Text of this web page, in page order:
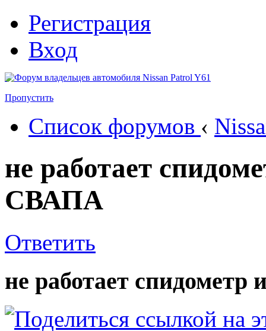
Регистрация
Вход
Пропустить
Список форумов ‹
не работает
СВАПА
Ответить
не работает